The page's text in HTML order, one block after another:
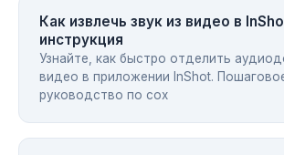
Как извлечь звук из видео в
инструкция
Узнайте, как быстро отделить
видео в приложении InShot.
руководство по сох